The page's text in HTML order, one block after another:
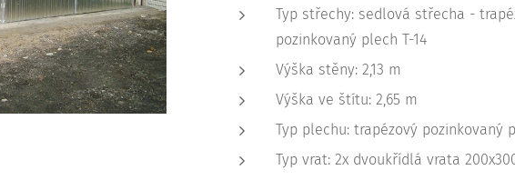
Typ střechy: sedlová střecha -
pozinkovaný plech T-14
Výška stěny: 2,13 m
Výška ve štítu: 2,65 m
Typ plechu: trapézový pozinkovaný
Typ vrat: 2x dvoukřídlá vrata